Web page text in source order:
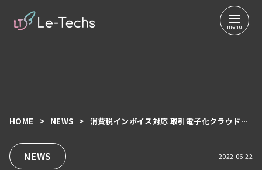
2022.06.22
NEWS
HOME NEWS 消費税インボイス対応 取引電子化クラウド「リーテックスデジタル契約®︎」が 電子契約から自動電子請求の新機能リリース 2022.06.22